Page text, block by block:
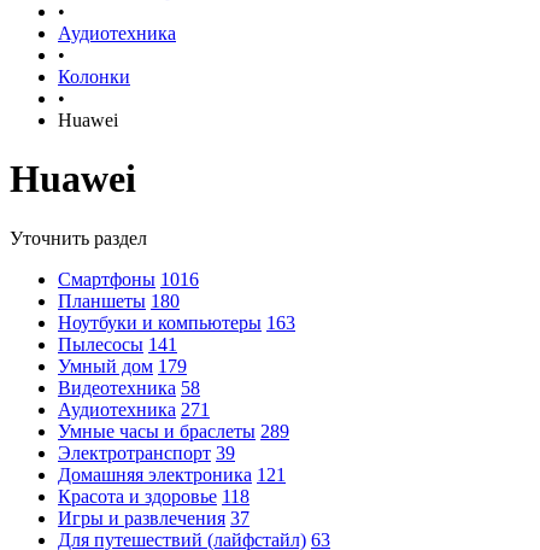
•
Аудиотехника
•
Колонки
•
Huawei
Huawei
Уточнить раздел
Смартфоны 1016
Планшеты 180
Ноутбуки и компьютеры 163
Пылесосы 141
Умный дом 179
Видеотехника 58
Аудиотехника 271
Умные часы и браслеты 289
Электротранспорт 39
Домашняя электроника 121
Красота и здоровье 118
Игры и развлечения 37
Для путешествий (лайфстайл) 63